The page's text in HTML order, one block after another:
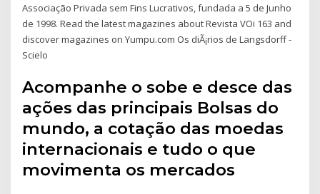
Associação Privada sem Fins Lucrativos, fundada a 5 de Junho
de 1998. Read the latest magazines about Revista VOi 163 and
discover magazines on Yumpu.com Os diÃ¡rios de Langsdorff -
Scielo
Acompanhe o sobe e desce das
ações das principais Bolsas do
mundo, a cotação das moedas
internacionais e tudo o que
movimenta os mercados